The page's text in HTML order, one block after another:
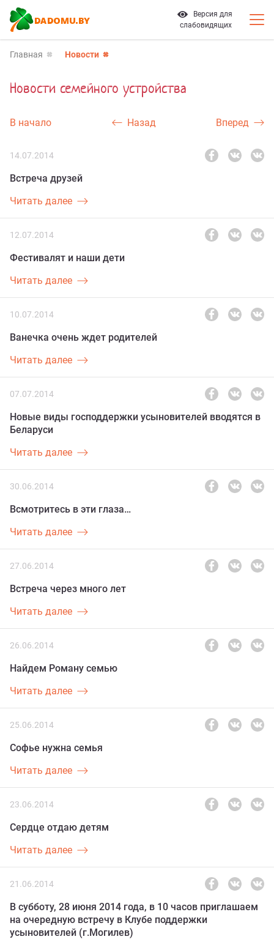
Версия для
слабовидящих
Главная Новости
Новости семейного устройства
В начало Назад Вперед
14.07.2014
Встреча друзей
Читать далее
12.07.2014
Фестивалят и наши дети
Читать далее
10.07.2014
Ванечка очень ждет родителей
Читать далее
07.07.2014
Новые виды господдержки усыновителей вводятся в
Беларуси
Читать далее
30.06.2014
Всмотритесь в эти глаза…
Читать далее
27.06.2014
Встреча через много лет
Читать далее
26.06.2014
Найдем Роману семью
Читать далее
25.06.2014
Софье нужна семья
Читать далее
23.06.2014
Сердце отдаю детям
Читать далее
21.06.2014
В субботу, 28 июня 2014 года, в 10 часов приглашаем
на очередную встречу в Клубе поддержки
усыновителей (г.Могилев)